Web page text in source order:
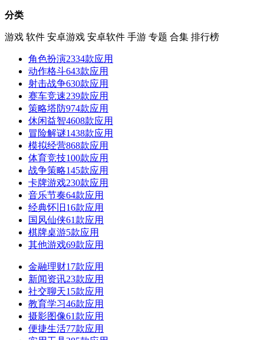
分类
游戏 软件 安卓游戏 安卓软件 手游 专题 合集 排行榜
角色扮演2334款应用
动作格斗643款应用
射击战争630款应用
赛车竞速239款应用
策略塔防974款应用
休闲益智4608款应用
冒险解谜1438款应用
模拟经营868款应用
体育竞技100款应用
战争策略145款应用
卡牌游戏230款应用
音乐节奏64款应用
经典怀旧 16款应用
国风仙侠61款应用
棋牌桌游5款应用
其他游戏69款应用
金融理财17款应用
新闻资讯23款应用
社交聊天15款应用
教育学习46款应用
摄影图像61款应用
便捷生活77款应用